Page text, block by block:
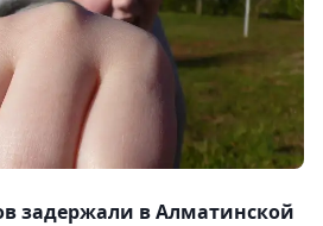
задержали в Алматинской